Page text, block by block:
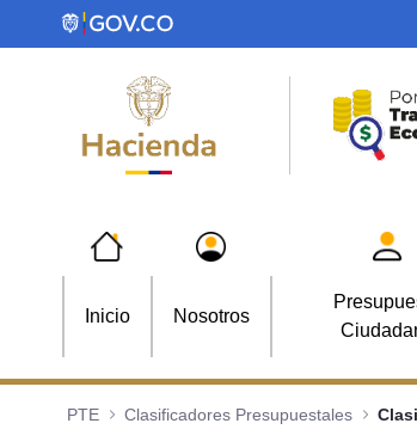
Saltar al contenido principal
Inicio Nosotros
PTE Clasificadores Presupuestales